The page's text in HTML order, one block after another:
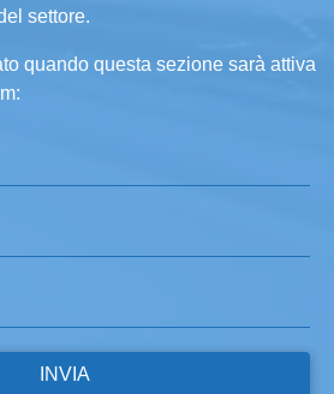
settore.
quando questa sezione sarà attiva